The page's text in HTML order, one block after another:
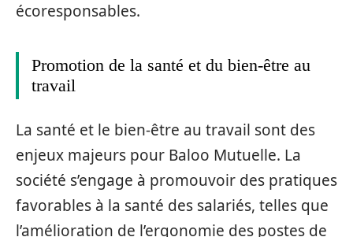
écoresponsables.
Promotion de la santé et du bien-être au
travail
La santé et le bien-être au travail sont des
enjeux majeurs pour Baloo Mutuelle. La
société s’engage à promouvoir des pratiques
favorables à la santé des salariés, telles que
l’amélioration de l’ergonomie des postes de